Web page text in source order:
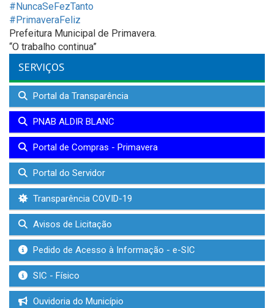
#NuncaSeFezTanto
#PrimaveraFeliz
Prefeitura Municipal de Primavera.
“O trabalho continua”
SERVIÇOS
Portal da Transparência
PNAB ALDIR BLANC
Portal de Compras - Primavera
Portal do Servidor
Transparência COVID-19
Avisos de Licitação
Pedido de Acesso à Informação - e-SIC
SIC - Físico
Ouvidoria do Município